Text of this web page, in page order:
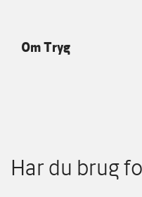
Om Tryg
Har du brug